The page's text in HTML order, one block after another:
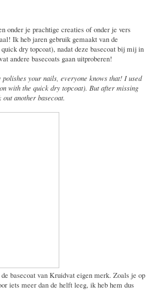
onder je prachtige creaties of onder je vers
Ik heb jaren gebruik gemaakt van de
dry topcoat), nadat deze basecoat bij mij in
andere basecoats gaan uitproberen!
your nails, everyone knows that! I used
with the quick dry topcoat). But after missing
another basecoat.
basecoat van Kruidvat eigen merk. Zoals je op
iets meer dan de helft leeg, ik heb hem dus